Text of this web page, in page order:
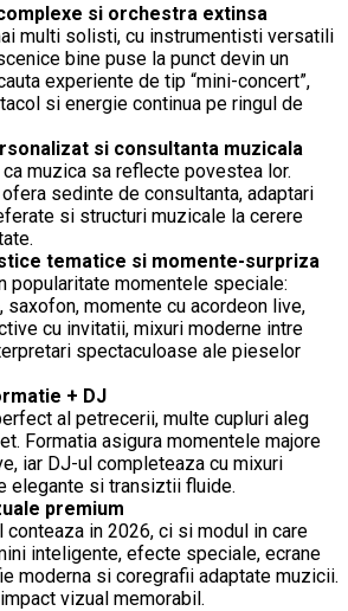
si orchestra extinsa
multi solisti, cu instrumentisti versatili
bine puse la punct devin un
experiente de tip “mini-concert”,
si energie continua pe ringul de
si consultanta muzicala
muzica sa reflecte povestea lor.
sedinte de consultanta, adaptari
si structuri muzicale la cerere
tematice si momente-surpriza
popularitate momentele speciale:
saxofon, momente cu acordeon live,
cu invitatii, mixuri moderne intre
spectaculoase ale pieselor
+ DJ
al petrecerii, multe cupluri aleg
Formatia asigura momentele majore
iar DJ-ul completeaza cu mixuri
elegante si transiztii fluide.
premium
conteaza in 2026, ci si modul in care
inteligente, efecte speciale, ecrane
moderna si coregrafii adaptate muzicii.
vizual memorabil.